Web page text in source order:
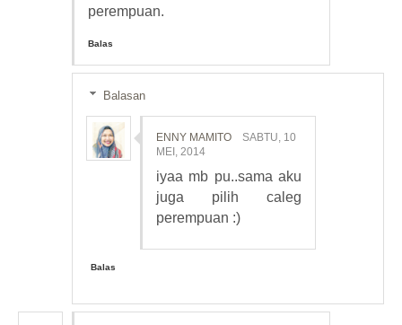
perempuan.
Balas
Balasan
ENNY MAMITO
SABTU, 10
MEI, 2014
iyaa mb pu..sama aku
juga pilih caleg
perempuan :)
Balas